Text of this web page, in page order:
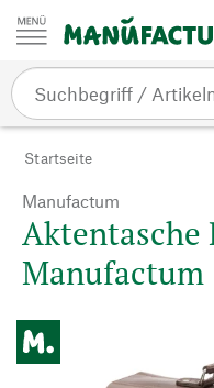
Zum Inhalt springen
Startseite
Manufactum
Aktentasche
Manufactum